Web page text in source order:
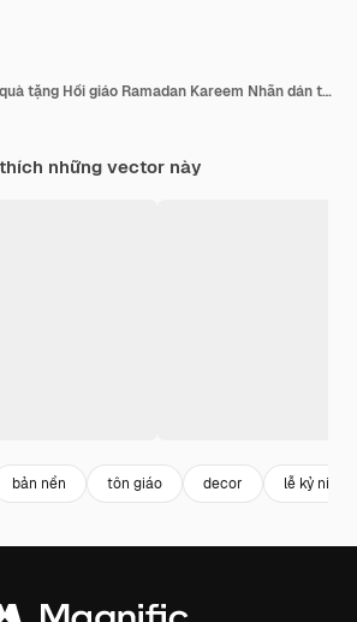
Bộ sưu tập thẻ quà tặng Hồi giáo Ramadan Kareem Nhãn dán thẻ quà tặng Ramadan
những vector này
bản nền tôn giáo decor lễ kỷ niệm